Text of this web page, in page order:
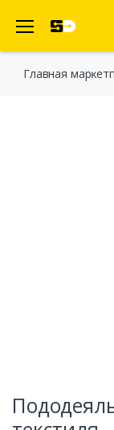
Главная